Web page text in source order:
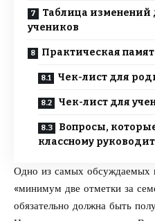
Таблица изменений
учеников
Практическая
Чек-лист для
Чек-лист для
Вопросы,
классному
Одно из самых обсуждаемых
«минимум две отметки за
обязательно должна быть